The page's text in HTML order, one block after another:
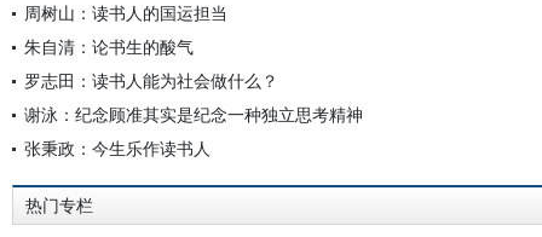
周树山：读书人的国运担当
朱自清：论书生的酸气
罗志田：读书人能为社会做什么？
谢泳：纪念顾准其实是纪念一种独立思考精神
张秉政：今生乐作读书人
热门专栏